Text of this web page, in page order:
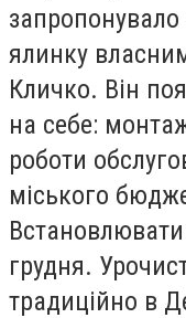
ялинку
Кличко. Він
на себе:
роботи
міського
грудня.
традиційно в